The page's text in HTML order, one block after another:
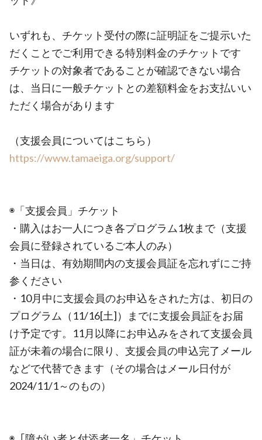
いずれも、チケット受付の際に証明証をご提示いた
だくことでご利用できる特別料金のチケットです
チケットの対象者であることが確認できない場合
は、当日に一般チケットとの差額料金をお支払いい
ただく場合があります
（支援会員についてはこちら）
https://www.tamaeiga.org/support/
◉「支援会員」チケット
・購入はお一人につき各プログラム1枚まで（支援
会員に登録されているご本人のみ）
・当日は、有効期間内の支援会員証を忘れずにご持
参ください
・10月中に支援会員のお申込をされた方は、初日の
プログラム（11/16[土]）までに支援会員証をお届
け予定です。11月以降にお申込みをされて支援会員
証が未着の場合に限り、支援会員の申込完了メール
などで代替できます（その場合はメール日付が
2024/11/1～のもの）